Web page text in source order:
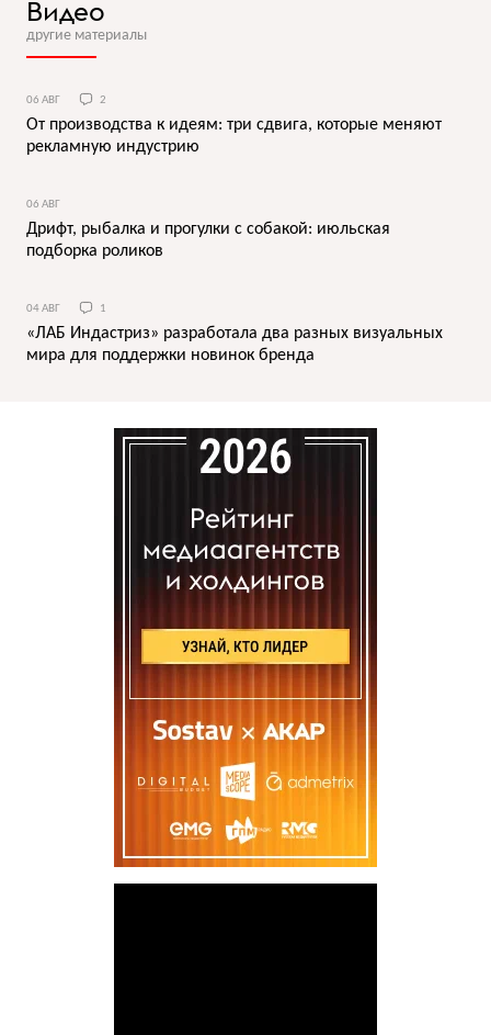
Видео
другие материалы
06 АВГ 2
От производства к идеям: три сдвига, которые меняют
рекламную индустрию
06 АВГ
Дрифт, рыбалка и прогулки с собакой: июльская
подборка роликов
04 АВГ 1
«ЛАБ Индастриз» разработала два разных визуальных
мира для поддержки новинок бренда